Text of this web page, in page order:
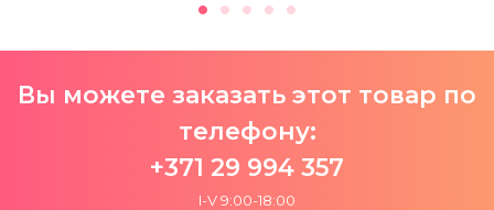
Вы можете заказать этот товар по
телефону:
+371 29 994 357
I-V 9:00-18:00